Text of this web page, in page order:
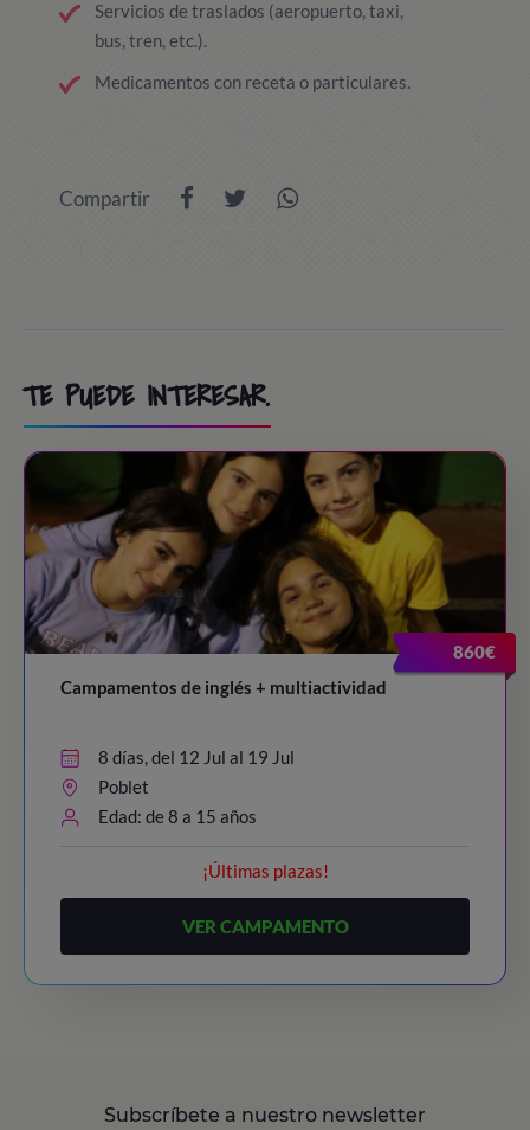
Servicios de traslados (aeropuerto, taxi,
bus, tren, etc.).
Medicamentos con receta o particulares.
Compartir
TE PUEDE INTERESAR.
860€
Campamentos de inglés + multiactividad
8 días, del 12 Jul al 19 Jul
Poblet
Edad: de 8 a 15 años
¡Últimas plazas!
VER CAMPAMENTO
Subscríbete a nuestro newsletter